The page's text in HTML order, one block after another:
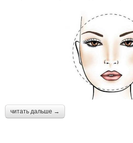
читать дальше →